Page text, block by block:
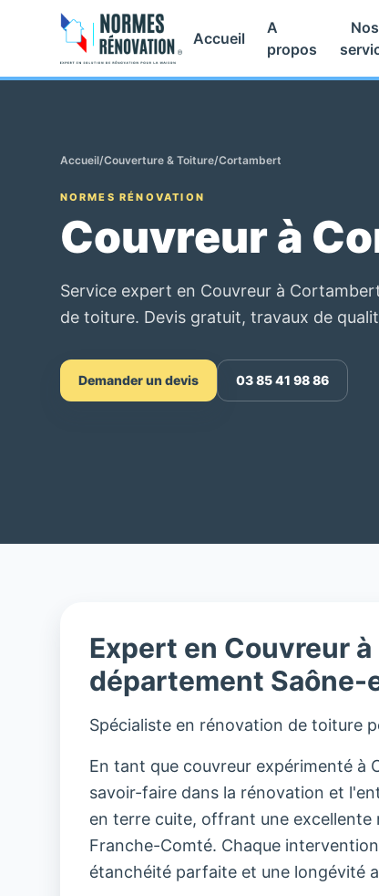
Accueil
A
propos
Nos
Accueil/Couverture & Toiture/Cortambert
NORMES RÉNOVATION
Couvreur à
Service expert en Couvreur à
de toiture. Devis gratuit, travaux de
Demander un devis 03 85 41 98 86
Expert en Couvreur
département Saône-
Spécialiste en rénovation de toiture
En tant que couvreur expérimenté à
savoir-faire dans la rénovation et
en terre cuite, offrant une excellente
Franche-Comté. Chaque
étanchéité parfaite et une longévité